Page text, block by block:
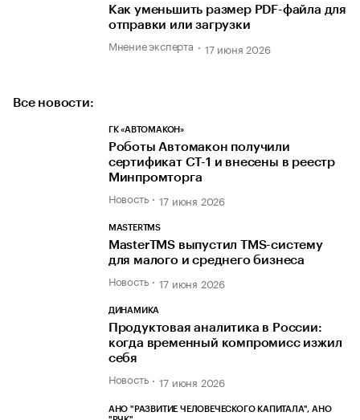
Как уменьшить размер PDF-файла для
отправки или загрузки
Мнение эксперта 17 июня 2026
Все новости:
ГК «АВТОМАКОН»
Роботы Автомакон получили
сертификат СТ-1 и внесены в реестр
Минпромторга
Новость 17 июня 2026
MASTERTMS
MasterTMS выпустил TMS-систему
для малого и среднего бизнеса
Новость 17 июня 2026
ДИНАМИКА
Продуктовая аналитика в России:
когда временный компромисс изжил
себя
Новость 17 июня 2026
АНО "РАЗВИТИЕ ЧЕЛОВЕЧЕСКОГО КАПИТАЛА", АНО